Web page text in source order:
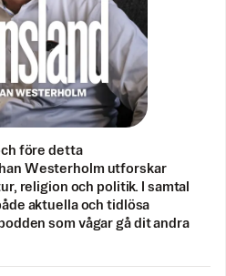
före detta
Westerholm utforskar
religion och politik. I samtal
aktuella och tidlösa
som vågar gå dit andra